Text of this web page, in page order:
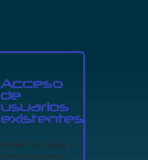
Acceso
de
usuarios
existentes
Nombre de usuario o
correo electrónico